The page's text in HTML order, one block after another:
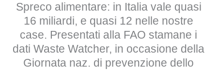
Spreco alimentare: in Italia vale quasi
16 miliardi, e quasi 12 nelle nostre
case. Presentati alla FAO stamane i
dati Waste Watcher, in occasione della
Giornata naz. di prevenzione dello